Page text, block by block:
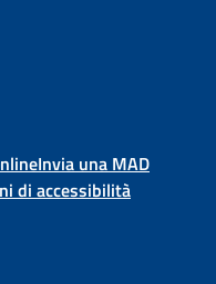
Invia una MAD
di accessibilità